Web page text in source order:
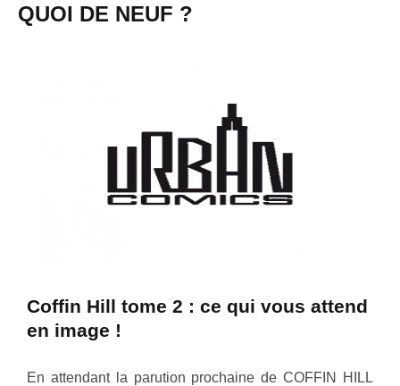
QUOI DE NEUF ?
Coffin Hill tome 2 : ce qui vous attend
en image !
En attendant la parution prochaine de COFFIN HILL